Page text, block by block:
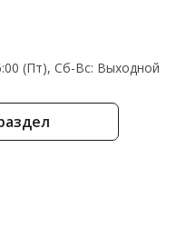
(Пт), Cб-Вс: Выходной